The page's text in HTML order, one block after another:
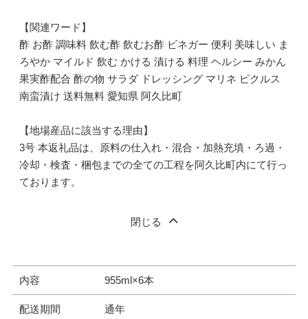
【関連ワード】
酢 お酢 調味料 飲む酢 飲むお酢 ビネガー 便利 美味しい ま
ろやか マイルド 飲む かける 漬ける 料理 ヘルシー みかん
果実酢配合 酢の物 サラダ ドレッシング マリネ ピクルス
南蛮漬け 送料無料 愛知県 阿久比町
【地場産品に該当する理由】
3号 本返礼品は、原料の仕入れ・混合・加熱充填・ろ過・
冷却・検査・梱包までの全ての工程を阿久比町内にて行っ
ております。
閉じる
内容 955ml×6本
配送期間 通年